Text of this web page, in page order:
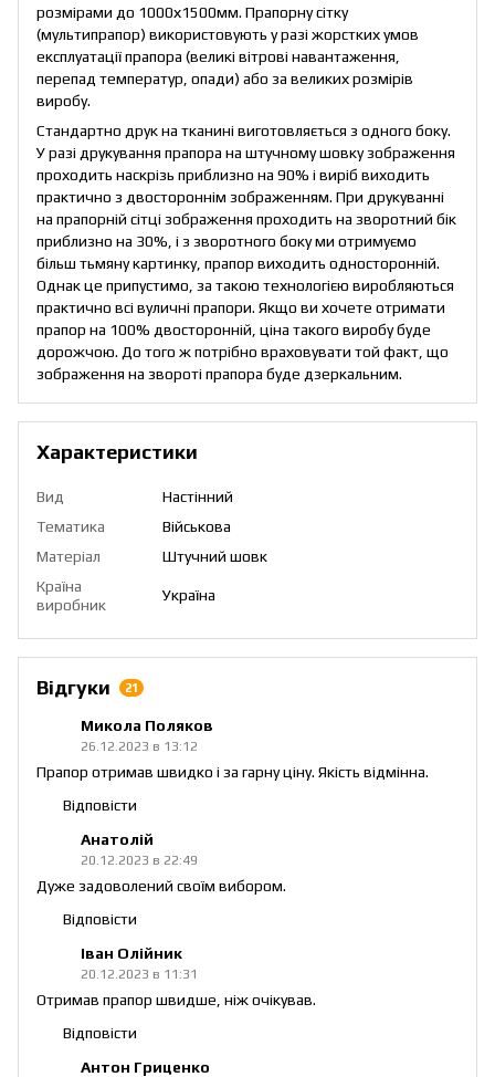
розмірами до 1000х1500мм. Прапорну сітку
(мультипрапор) використовують у разі жорстких умов
експлуатації прапора (великі вітрові навантаження,
перепад температур, опади) або за великих розмірів
виробу.
Стандартно друк на тканині виготовляється з одного боку.
У разі друкування прапора на штучному шовку зображення
проходить наскрізь приблизно на 90% і виріб виходить
практично з двостороннім зображенням. При друкуванні
на прапорній сітці зображення проходить на зворотний бік
приблизно на 30%, і з зворотного боку ми отримуємо
більш тьмяну картинку, прапор виходить односторонній.
Однак це припустимо, за такою технологією виробляються
практично всі вуличні прапори. Якщо ви хочете отримати
прапор на 100% двосторонній, ціна такого виробу буде
дорожчою. До того ж потрібно враховувати той факт, що
зображення на звороті прапора буде дзеркальним.
Характеристики
Вид
Настінний
Тематика
Військова
Матеріал
Штучний шовк
Країна
виробник
Україна
Відгуки 21
Микола Поляков
26.12.2023 в 13:12
Прапор отримав швидко і за гарну ціну. Якість відмінна.
Відповісти
Анатолій
20.12.2023 в 22:49
Дуже задоволений своїм вибором.
Відповісти
Іван Олійник
20.12.2023 в 11:31
Отримав прапор швидше, ніж очікував.
Відповісти
Антон Гриценко